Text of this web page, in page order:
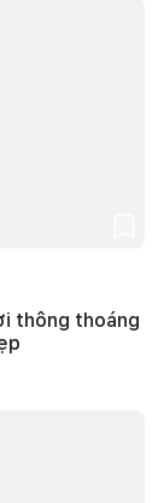
thông thoáng